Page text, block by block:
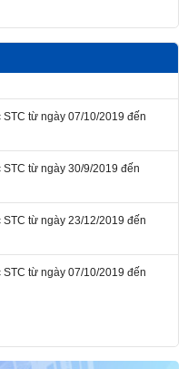
từ ngày 04/11/2019 đến
từ ngày 07/10/2019 đến
từ ngày 30/9/2019 đến
từ ngày 23/12/2019 đến
từ ngày 07/10/2019 đến